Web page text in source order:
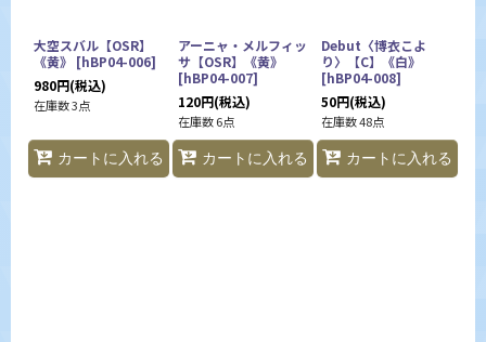
大空スバル【OSR】
《黄》 [hBP04-006]
980円(税込)
在庫数 3点
カートに入れる
アーニャ・メルフィッ
サ【OSR】《黄》
[hBP04-007]
120円(税込)
在庫数 6点
カートに入れる
Debut〈博衣こよ
り〉【C】《白》
[hBP04-008]
50円(税込)
在庫数 48点
カートに入れる